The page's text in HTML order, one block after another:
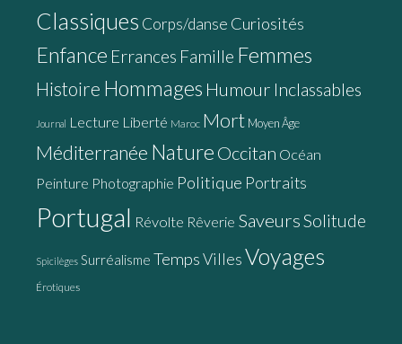
Classiques Corps/danse Curiosités
Enfance Errances Famille Femmes
Histoire Hommages Humour Inclassables
Journal Lecture Liberté Maroc Mort Moyen Âge
Méditerranée Nature Occitan Océan
Peinture Photographie Politique Portraits
Portugal Révolte Rêverie Saveurs Solitude
Spicilèges Surréalisme TempsVillesVoyages
Érotiques